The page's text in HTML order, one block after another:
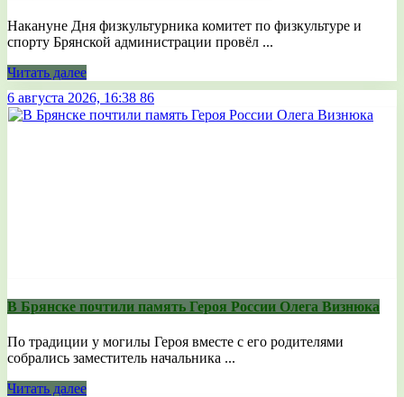
Накануне Дня физкультурника комитет по физкультуре и
спорту Брянской администрации провёл ...
Читать далее
6 августа 2026, 16:38 86
В Брянске почтили память Героя России Олега Визнюка
По традиции у могилы Героя вместе с его родителями
собрались заместитель начальника ...
Читать далее